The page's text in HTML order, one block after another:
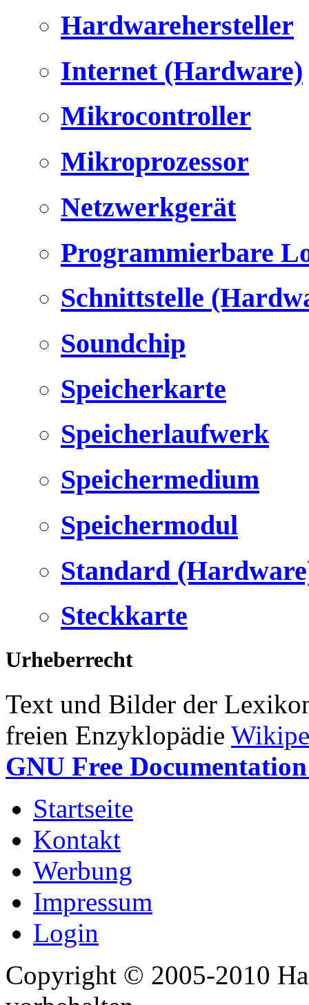
Hardwarehersteller
Internet (Hardware)
Mikrocontroller
Mikroprozessor
Netzwerkgerät
Programmierbare
Schnittstelle
Soundchip
Speicherkarte
Speicherlaufwerk
Speichermedium
Speichermodul
Standard
Steckkarte
Urheberrecht
Text und Bilder der
freien Enzyklopädie
GNU Free
Startseite
Kontakt
Werbung
Impressum
Login
Copyright © 2005-2010